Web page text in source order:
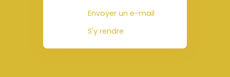
Envoyer un e-mail
S'y rendre